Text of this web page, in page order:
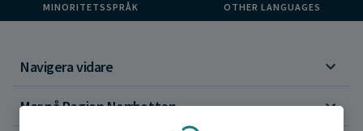
MINORITETSSPRÅK OTHER LANGUAGES
Navigera vidare
Mer på Region Norrbotten